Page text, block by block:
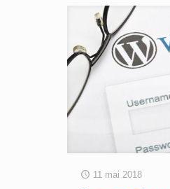
11 mai 2018